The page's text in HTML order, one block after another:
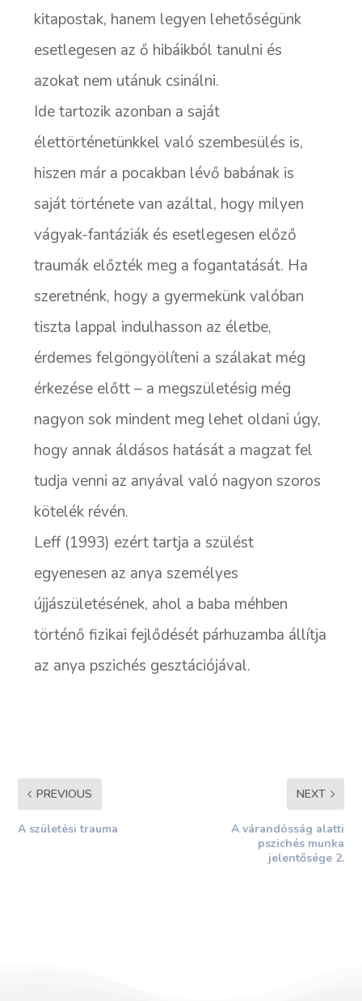
kitapostak, hanem legyen lehetőségünk
esetlegesen az ő hibáikból tanulni és
azokat nem utánuk csinálni.
Ide tartozik azonban a saját
élettörténetünkkel való szembesülés is,
hiszen már a pocakban lévő babának is
saját története van azáltal, hogy milyen
vágyak-fantáziák és esetlegesen előző
traumák előzték meg a fogantatását. Ha
szeretnénk, hogy a gyermekünk valóban
tiszta lappal indulhasson az életbe,
érdemes felgöngyölíteni a szálakat még
érkezése előtt – a megszületésig még
nagyon sok mindent meg lehet oldani úgy,
hogy annak áldásos hatását a magzat fel
tudja venni az anyával való nagyon szoros
kötelék révén.
Leff (1993) ezért tartja a szülést
egyenesen az anya személyes
újjászületésének, ahol a baba méhben
történő fizikai fejlődését párhuzamba állítja
az anya pszichés gesztációjával.
PREVIOUS
A születési trauma
NEXT
A várandósság alatti
pszichés munka
jelentősége 2.